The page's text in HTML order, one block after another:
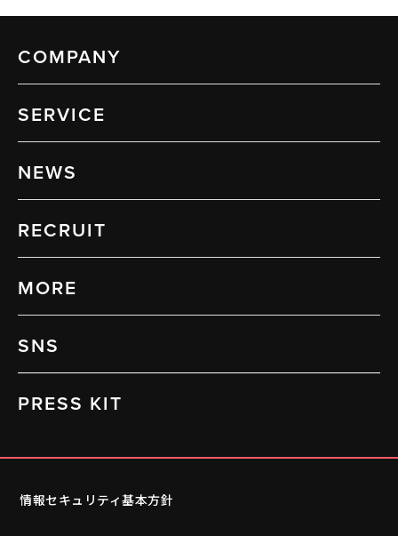
COMPANY
SERVICE
NEWS
RECRUIT
MORE
SNS
PRESS KIT
情報セキュリティ基本方針